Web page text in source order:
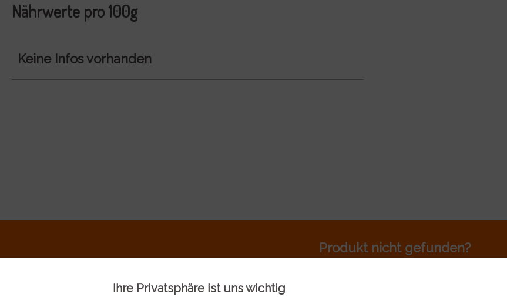
Nährwerte pro 100g
Keine Infos vorhanden
Produkt nicht gefunden?
Ihre Privatsphäre ist uns wichtig